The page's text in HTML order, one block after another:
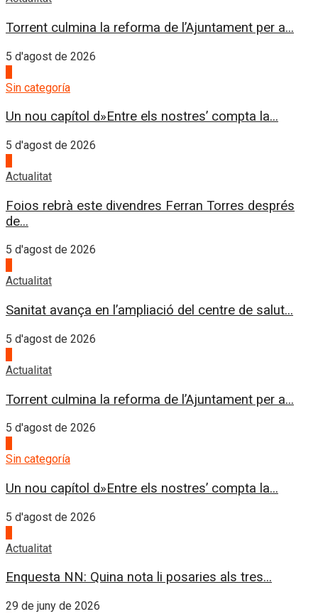
Torrent culmina la reforma de l’Ajuntament per a...
5 d'agost de 2026
Sin categoría
Un nou capítol d»Entre els nostres’ compta la...
5 d'agost de 2026
Actualitat
Foios rebrà este divendres Ferran Torres després
de...
5 d'agost de 2026
Actualitat
Sanitat avança en l’ampliació del centre de salut...
5 d'agost de 2026
Actualitat
Torrent culmina la reforma de l’Ajuntament per a...
5 d'agost de 2026
Sin categoría
Un nou capítol d»Entre els nostres’ compta la...
5 d'agost de 2026
Actualitat
Enquesta NN: Quina nota li posaries als tres...
29 de juny de 2026